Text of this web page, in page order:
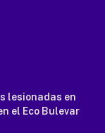
lesionadas en
el Eco Bulevar